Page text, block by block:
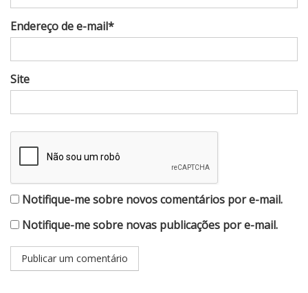
Endereço de e-mail*
Site
Notifique-me sobre novos comentários por e-mail.
Notifique-me sobre novas publicações por e-mail.